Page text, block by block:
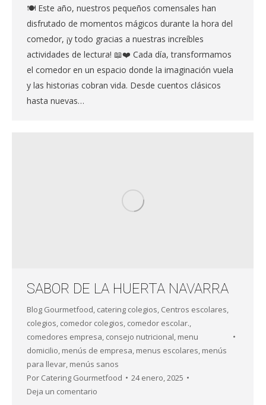
🍽️ Este año, nuestros pequeños comensales han
disfrutado de momentos mágicos durante la hora del
comedor, ¡y todo gracias a nuestras increíbles
actividades de lectura! 📖❤️ Cada día, transformamos
el comedor en un espacio donde la imaginación vuela
y las historias cobran vida. Desde cuentos clásicos
hasta nuevas…
SABOR DE LA HUERTA NAVARRA
Blog Gourmetfood catering colegios Centros escolares
colegios comedor colegios comedor escolar.
comedores empresa consejo nutricional menu
domicilio menús de empresa menus escolares menús
para llevar menús sanos
Por Catering Gourmetfood
24 enero, 2025
Deja un comentario